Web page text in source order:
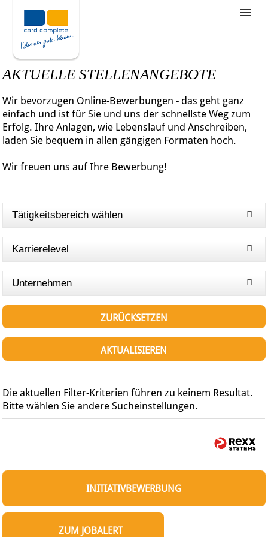
Stellenangebote
Unternehmensziele
Wie bewerbe ich mich
AKTUELLE STELLENANGEBOTE
Wir bevorzugen Online-Bewerbungen - das geht ganz
einfach und ist für Sie und uns der schnellste Weg zum
Erfolg. Ihre Anlagen, wie Lebenslauf und Anschreiben,
laden Sie bequem in allen gängigen Formaten hoch.
Wir freuen uns auf Ihre Bewerbung!
Tätigkeitsbereich wählen
Karrierelevel
Unternehmen
ZURÜCKSETZEN
AKTUALISIEREN
Die aktuellen Filter-Kriterien führen zu keinem Resultat.
Bitte wählen Sie andere Sucheinstellungen.
INITIATIVBEWERBUNG
ZUM JOBALERT